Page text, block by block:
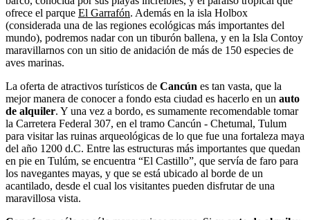
ofrece el parque El Garrafón. Además en la isla Holbox
(considerada una de las regiones ecológicas más importantes del
mundo), podremos nadar con un tiburón ballena, y en la Isla Contoy
maravillarnos con un sitio de anidación de más de 150 especies de
aves marinas.
La oferta de atractivos turísticos de Cancún es tan vasta, que la
mejor manera de conocer a fondo esta ciudad es hacerlo en un auto
de alquiler. Y una vez a bordo, es sumamente recomendable tomar
la Carretera Federal 307, en el tramo Cancún - Chetumal, Tulum
para visitar las ruinas arqueológicas de lo que fue una fortaleza maya
del año 1200 d.C. Entre las estructuras más importantes que quedan
en pie en Tulúm, se encuentra “El Castillo”, que servía de faro para
los navegantes mayas, y que se está ubicado al borde de un
acantilado, desde el cual los visitantes pueden disfrutar de una
maravillosa vista.